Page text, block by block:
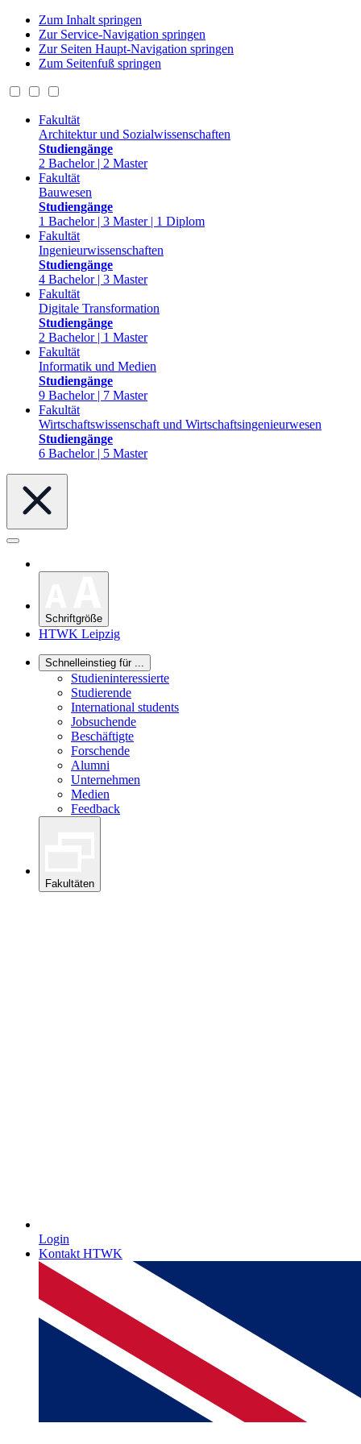
Zum Inhalt springen
Zur Service-Navigation springen
Zur Seiten Haupt-Navigation springen
Zum Seitenfuß springen
Fakultät
Architektur und Sozialwissenschaften
Studiengänge
2 Bachelor | 2 Master
Fakultät
Bauwesen
Studiengänge
1 Bachelor | 3 Master | 1 Diplom
Fakultät
Ingenieurwissenschaften
Studiengänge
4 Bachelor | 3 Master
Fakultät
Digitale Transformation
Studiengänge
2 Bachelor | 1 Master
Fakultät
Informatik und Medien
Studiengänge
9 Bachelor | 7 Master
Fakultät
Wirtschaftswissenschaft und Wirtschaftsingenieurwesen
Studiengänge
6 Bachelor | 5 Master
Schriftgröße
HTWK Leipzig
Schnelleinstieg für ...
Studieninteressierte
Studierende
International students
Jobsuchende
Beschäftigte
Forschende
Alumni
Unternehmen
Medien
Feedback
Fakultäten
Login
Kontakt HTWK